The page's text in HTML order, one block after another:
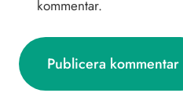
kommentar.